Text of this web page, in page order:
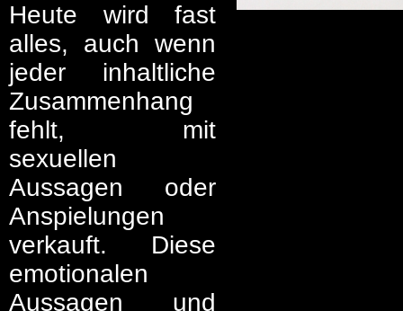
Heute wird fast
alles, auch wenn
jeder inhaltliche
Zusammenhang
fehlt, mit
sexuellen
Aussagen oder
Anspielungen
verkauft. Diese
emotionalen
Aussagen und